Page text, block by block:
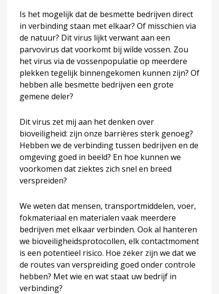
Is het mogelijk dat de besmette bedrijven direct
in verbinding staan met elkaar? Of misschien via
de natuur? Dit virus lijkt verwant aan een
parvovirus dat voorkomt bij wilde vossen. Zou
het virus via de vossenpopulatie op meerdere
plekken tegelijk binnengekomen kunnen zijn? Of
hebben alle besmette bedrijven een grote
gemene deler?
Dit virus zet mij aan het denken over
bioveiligheid: zijn onze barrières sterk genoeg?
Hebben we de verbinding tussen bedrijven en de
omgeving goed in beeld? En hoe kunnen we
voorkomen dat ziektes zich snel en breed
verspreiden?
We weten dat mensen, transportmiddelen, voer,
fokmateriaal en materialen vaak meerdere
bedrijven met elkaar verbinden. Ook al hanteren
we bioveiligheidsprotocollen, elk contactmoment
is een potentieel risico. Hoe zeker zijn we dat we
de routes van verspreiding goed onder controle
hebben? Met wie en wat staat uw bedrijf in
verbinding?